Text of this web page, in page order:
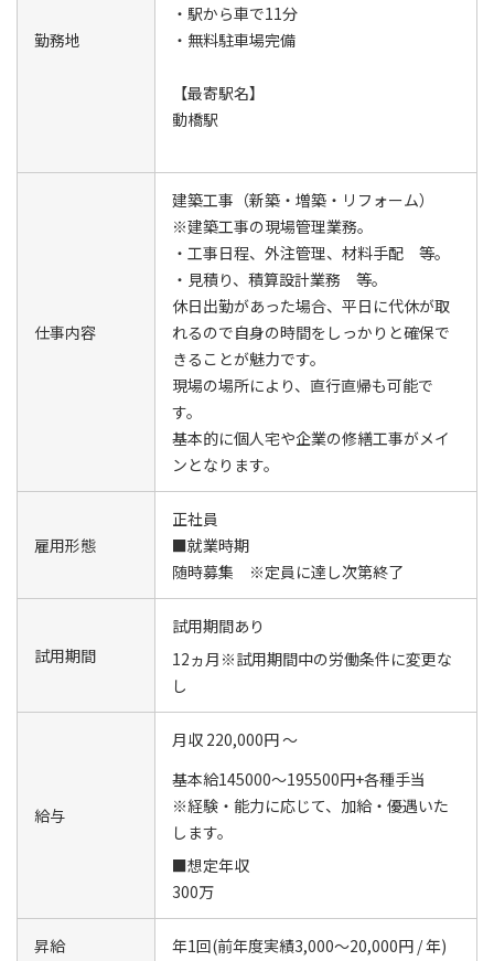
勤務地
・駅から車で11分
・無料駐車場完備
【最寄駅名】
動橋駅
仕事内容
建築工事（新築・増築・リフォーム）
※建築工事の現場管理業務。
・工事日程、外注管理、材料手配 等。
・見積り、積算設計業務 等。
休日出勤があった場合、平日に代休が取
れるので自身の時間をしっかりと確保で
きることが魅力です。
現場の場所により、直行直帰も可能で
す。
基本的に個人宅や企業の修繕工事がメイ
ンとなります。
雇用形態
正社員
■就業時期
随時募集 ※定員に達し次第終了
試用期間
試用期間あり
12ヵ月※試用期間中の労働条件に変更な
し
給与
月収 220,000円 ～
基本給145000～195500円+各種手当
※経験・能力に応じて、加給・優遇いた
します。
■想定年収
300万
昇給 年1回(前年度実績3,000～20,000円 / 年)